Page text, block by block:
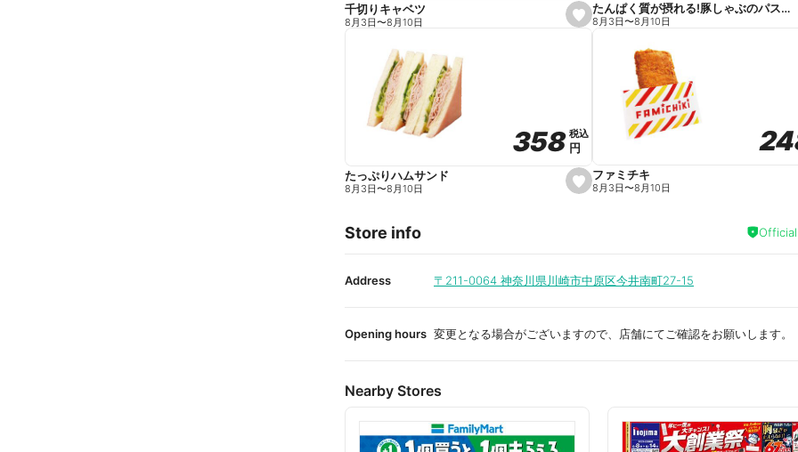
s
e
e
千切りキャベツ
8月3日〜8月10日
たんぱく質が摂れる!豚しゃぶのパスタサラダ
8月3日〜8月10日
s
e
i
t
358
358税込
税込
円
円
たっぷりハムサンド
8月3日〜8月10日
ファミチキ
8月3日〜8月10日
Store info
Address 〒211-0064 神奈川県川崎市中原区今井南町27-15
Opening hours 変更となる場合がございますので、店舗にてご確認をお願いします。
Nearby Stores